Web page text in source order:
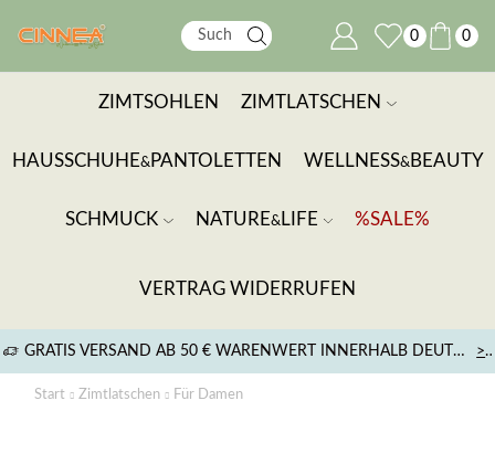
0 0
ZIMTSOHLEN ZIMTLATSCHEN
HAUSSCHUHE& PANTOLETTEN WELLNESS& BEAUTY
SCHMUCK NATURE& LIFE %SALE%
VERTRAG WIDERRUFEN
GRATIS VERSAND AB 50 € WARENWERT INNERHALB DEUTSCHLANDS
Start Zimtlatschen Für Damen